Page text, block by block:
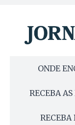
ONDE
RECEBA
RECEBA